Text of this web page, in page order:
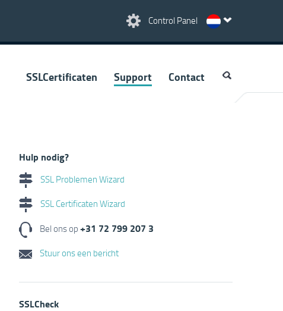
Control Panel
SSLCertificaten Support Contact
Hulp nodig?
SSL Problemen Wizard
SSL Certificaten Wizard
Bel ons op+31 72 799 207 3
Stuur ons een bericht
SSLCheck